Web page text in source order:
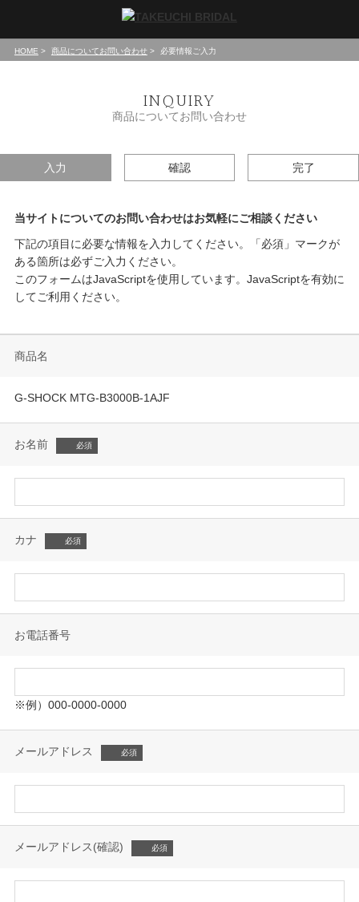
HOME 商品についてお問い合わせ 必要情報ご入力
INQUIRY
商品についてお問い合わせ
入力 確認 完了
当サイトについてのお問い合わせはお気軽にご相談ください
下記の項目に必要な情報を入力してください。「必須」マークが
ある箇所は必ずご入力ください。
このフォームはJavaScriptを使用しています。JavaScriptを有効に
してご利用ください。
商品名
G-SHOCK MTG-B3000B-1AJF
お名前
カナ
お電話番号
※例）000-0000-0000
メールアドレス
メールアドレス(確認)